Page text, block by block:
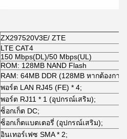
ZX297520V3E/ ZTE
LTE CAT4
150 Mbps(DL)/50 Mbps(UL)
ROM: 128MB NAND Flash
RAM: 64MB DDR (128MB หากต้องการ
พอร์ต LAN RJ45 (FE) * 4;
พอร์ต RJ11 * 1 (อุปกรณ์เสริม);
ซ็อกเก็ต DC;
ซ็อกเก็ตแบตเตอรี่ (อุปกรณ์เสริม);
อินเทอร์เฟซ SMA * 2;